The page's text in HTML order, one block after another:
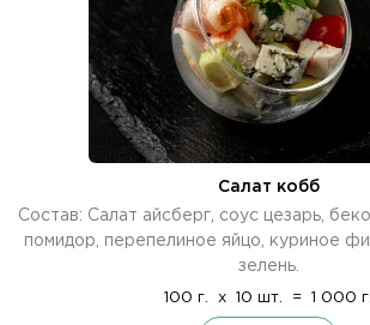
Салат кобб
Состав: Салат айсберг, соус цезарь,
помидор, перепелиное яйцо, куриное
зелень.
100 г. x 10 шт. = 1 000 г.